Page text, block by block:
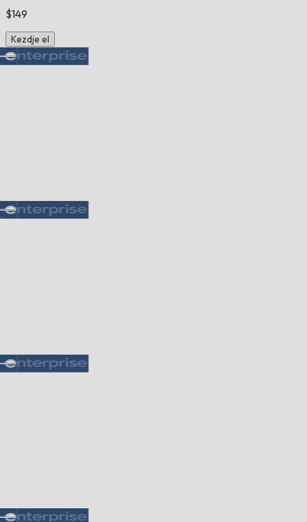
$149
Kezdje el